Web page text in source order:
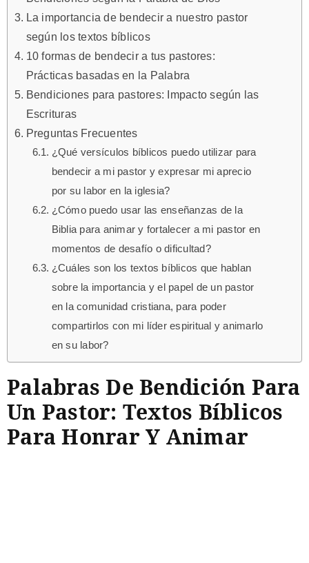
La importancia de bendecir a nuestro pastor
según los textos bíblicos
10 formas de bendecir a tus pastores:
Prácticas basadas en la Palabra
Bendiciones para pastores: Impacto según las
Escrituras
Preguntas Frecuentes
¿Qué versículos bíblicos puedo utilizar para
bendecir a mi pastor y expresar mi aprecio
por su labor en la iglesia?
¿Cómo puedo usar las enseñanzas de la
Biblia para animar y fortalecer a mi pastor en
momentos de desafío o dificultad?
¿Cuáles son los textos bíblicos que hablan
sobre la importancia y el papel de un pastor
en la comunidad cristiana, para poder
compartirlos con mi líder espiritual y animarlo
en su labor?
Palabras De Bendición Para
Un Pastor: Textos Bíblicos
Para Honrar Y Animar